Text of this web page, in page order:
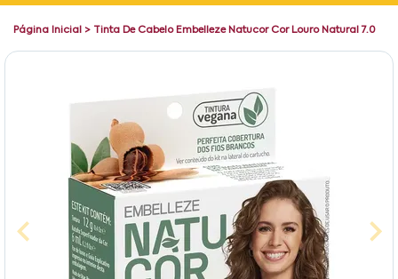
Bahia
Página Inicial > Tinta De Cabelo Embelleze Natucor Cor Louro Natural 7.0